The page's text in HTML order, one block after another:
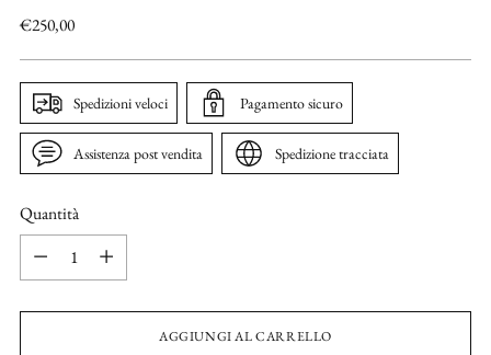
Prezzo
€250,00
Spedizioni veloci Pagamento sicuro
Assistenza post vendita Spedizione tracciata
Quantità
Quantità
AGGIUNGI AL CARRELLO